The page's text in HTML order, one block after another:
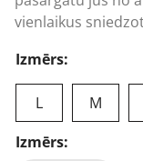
vienlaikus
Izmērs:
L M
Izmērs: